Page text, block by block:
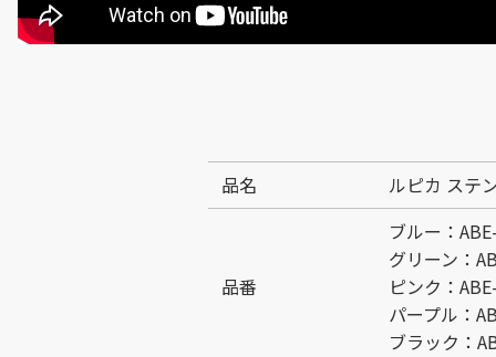
品名 ルピカ ステ
品番
ブルー：
グリーン：
ピンク：
パープル：
ブラック：